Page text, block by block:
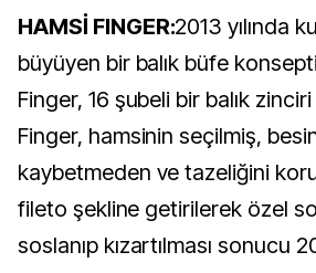
HAMSİ FINGER:2013 yılında
büyüyen bir balık büfe
Finger, 16 şubeli bir balık
Finger, hamsinin seçilmiş,
kaybetmeden ve tazeliğini
fileto şekline getirilerek özel
soslanıp kızartılması sonucu